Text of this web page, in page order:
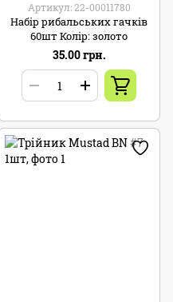
Артикул: 22-00011780
Набір рибальських гачків
60шт Колір: золото
35.00 грн.